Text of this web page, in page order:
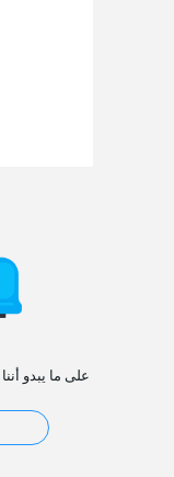
على ما يبدو